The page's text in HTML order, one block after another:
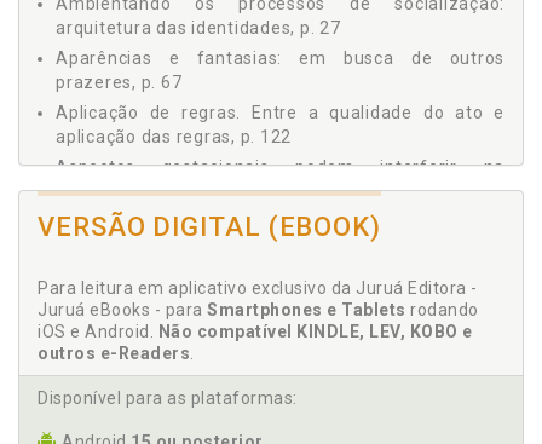
3.2 ENTRE A (IN)DECISÃO E A NECESSIDADE: ENTRANDO
NA COMUNIDADE TERAPÊUTICA, p. 105
3.2.1 Ultrapassando a Barreira: os Primeiros Passos, p.
108
3.2.2 Rupturas ou Isolamentos Necessários:
(Des)Culturamento ou Fator Protetor?, p. 110
3.2.3 Sexualidade: Entre o Controle Institucional e a
Necessidade Humana, p. 113
3.2.4 Intervenções: Controlar para Recuperar?, p. 115
3.2.4.1 Religião: renúncia de si mesmo ou busca de
3.2.4.2 Entre o constrangimento e a cooperação, p.
119
3.2.4.3 Entre a qualidade do ato e aplicação das
regras, p. 122
3.2.5 Um Olhar Social: Cuidar de Quem Precisa ou
Ambientando os processos de socialização:
arquitetura das identidades, p. 27
Aparências e fantasias: em busca de outros
prazeres, p. 67
Aplicação de regras. Entre a qualidade do ato e
aplicação das regras, p. 122
Aspectos gestacionais podem interferir na
socialização?, p. 31
Bairros e convivências, p. 65
Barreira. Ultrapassando a barreira: os primeiros
passos, p. 108
C
VERSÃO DIGITAL (EBOOK)
Para leitura em aplicativo exclusivo da Juruá Editora -
Juruá eBooks - para Smartphones e Tablets rodando
iOS e Android. Não compatível KINDLE, LEV, KOBO e
outros e-Readers.
Disponível para as plataformas: